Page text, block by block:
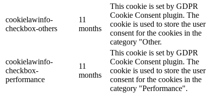
cookielawinfo-
checkbox-others
11
months
This cookie is set by GDPR
Cookie Consent plugin. The
cookie is used to store the user
consent for the cookies in the
category "Other.
cookielawinfo-
checkbox-
performance
11
months
This cookie is set by GDPR
Cookie Consent plugin. The
cookie is used to store the user
consent for the cookies in the
category "Performance".